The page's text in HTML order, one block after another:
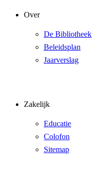
Over
De Bibliotheek
Beleidsplan
Jaarverslag
Zakelijk
Educatie
Colofon
Sitemap